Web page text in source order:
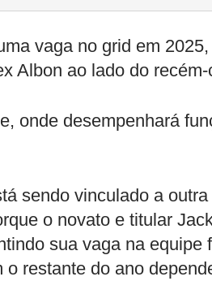
vaga no grid em
Albon ao lado do
onde desempenhará
sendo vinculado a
o novato e titular
sua vaga na equipe
restante do ano